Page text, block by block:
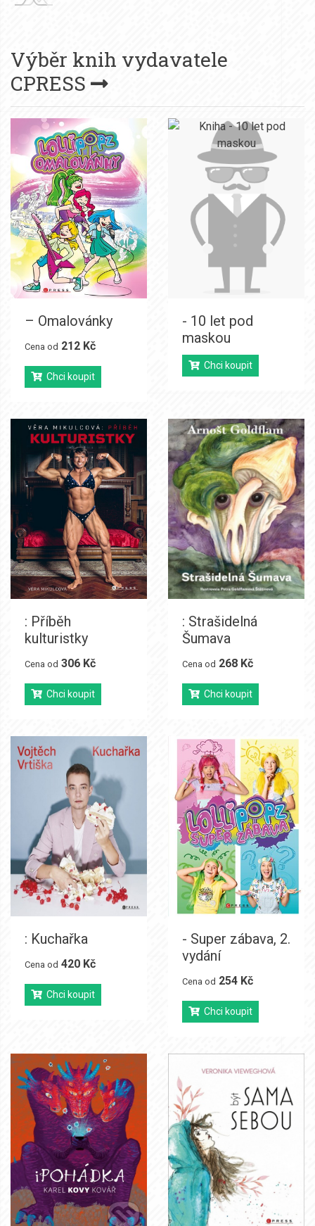
Výběr knih vydavatele
CPRESS
– Omalovánky
Cena od 212 Kč
Chci koupit
- 10 let pod
maskou
Chci koupit
: Příběh
kulturistky
Cena od 306 Kč
Chci koupit
: Strašidelná
Šumava
Cena od 268 Kč
Chci koupit
: Kuchařka
Cena od 420 Kč
Chci koupit
- Super zábava, 2.
vydání
Cena od 254 Kč
Chci koupit